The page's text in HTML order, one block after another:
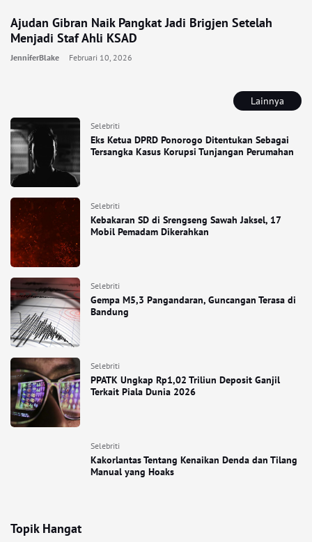
Lainnya
Selebriti
Eks Ketua DPRD Ponorogo Ditentukan Sebagai
Tersangka Kasus Korupsi Tunjangan Perumahan
Selebriti
Kebakaran SD di Srengseng Sawah Jaksel, 17
Mobil Pemadam Dikerahkan
Selebriti
Gempa M5,3 Pangandaran, Guncangan Terasa di
Bandung
Selebriti
PPATK Ungkap Rp1,02 Triliun Deposit Ganjil
Terkait Piala Dunia 2026
Selebriti
Kakorlantas Tentang Kenaikan Denda dan Tilang
Manual yang Hoaks
Topik Hangat
Ajudan Gibran Naik Pangkat Jadi Brigjen Setelah
Menjadi Staf Ahli KSAD
JenniferBlake Februari 10, 2026